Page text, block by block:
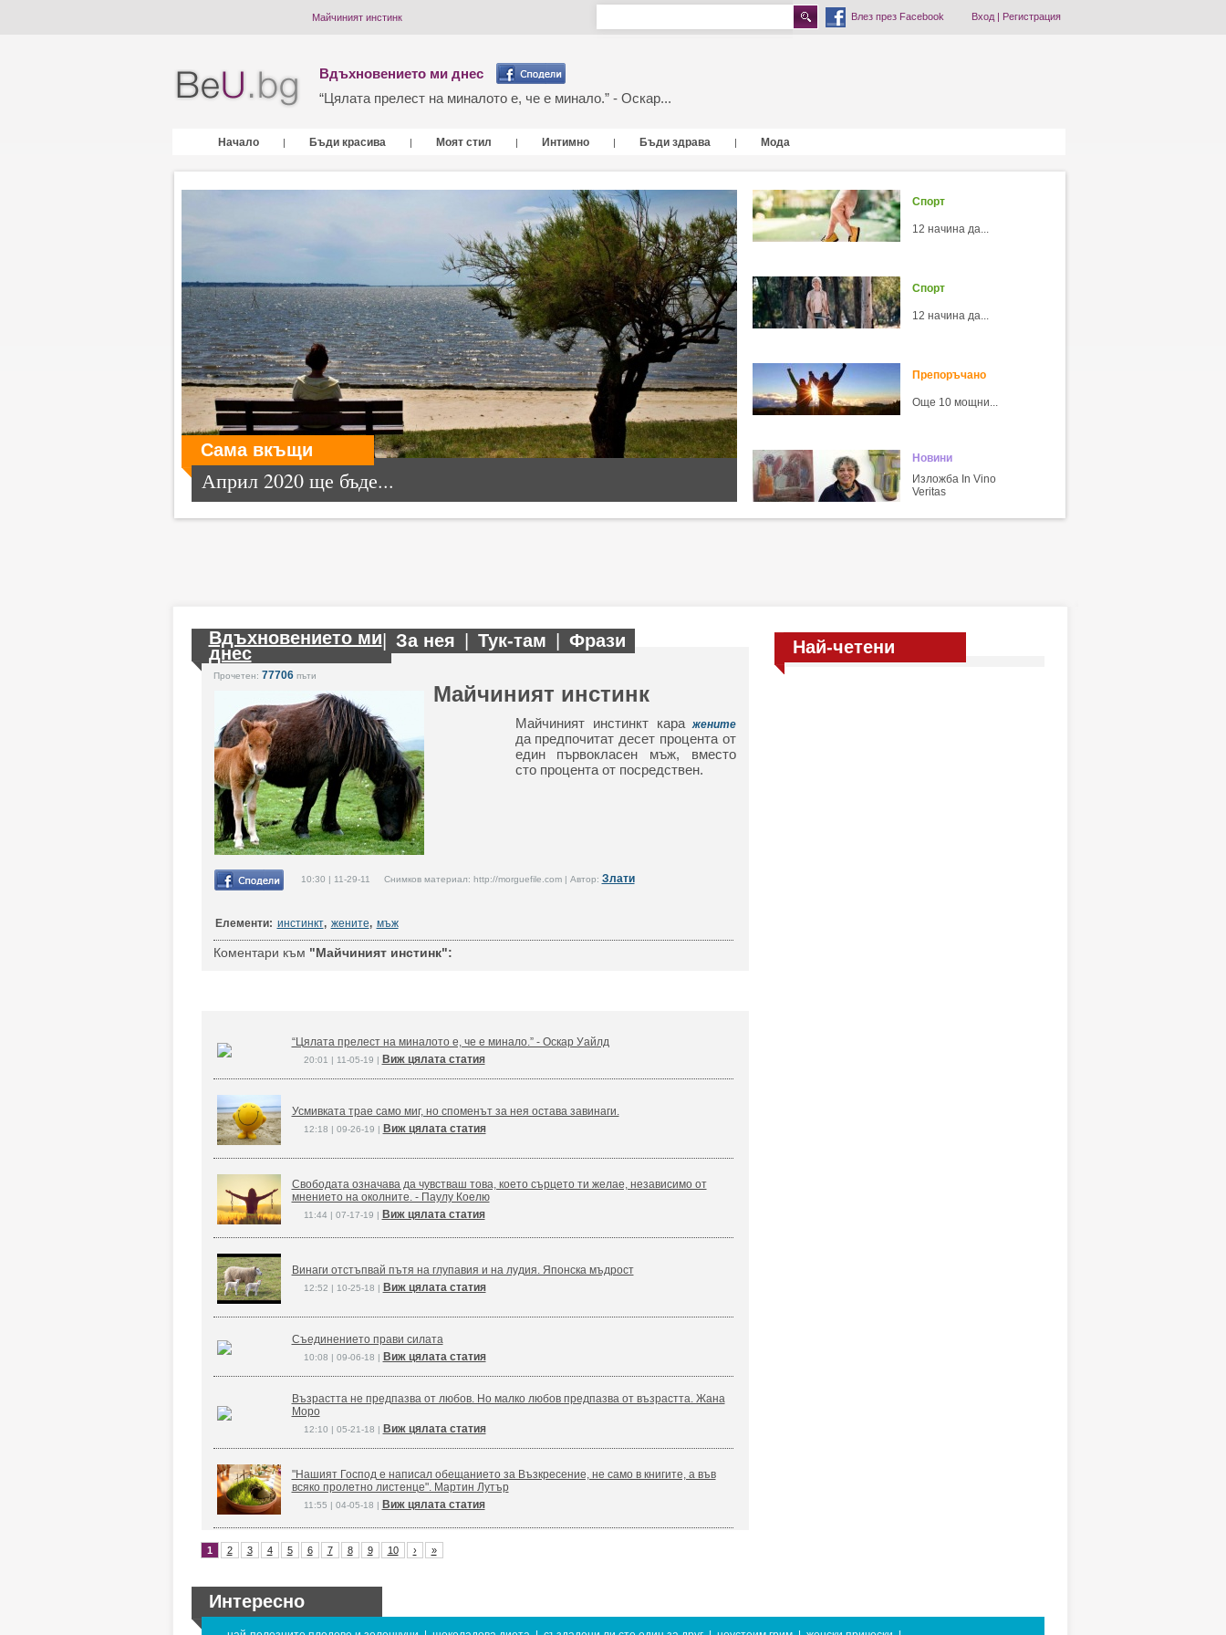
Майчиният инстинк Влез през Facebook Вход| Регистрация
Вдъхновението ми днес
“Цялата прелест на миналото е, че е минало.” - Оскар...
Начало | Бъди красива | Моят стил | Интимно | Бъди здрава | Мода
Сама вкъщи
Април 2020 ще бъде...
Спорт
12 начина да...
Спорт
12 начина да...
Препоръчано
Още 10 мощни...
Новини
Изложба In Vino
Veritas
Вдъхновението ми
днес
| За нея Тук-там Фрази
Прочетен: 77706пъти
Майчиният инстинк
Майчиният инстинкт каражените
да предпочитат десет процента от
един първокласен мъж, вместо
сто процента от посредствен.
10:30 | 11-29-11 Снимков материал: http://morguefile.com | Автор: Злати
Елементи: инстинкт, жените, мъж
Коментари към "Майчиният инстинк":
“Цялата прелест на миналото е, че е минало.” - Оскар Уайлд
20:01 | 11-05-19 | Виж цялата статия
Усмивката трае само миг, но споменът за нея остава завинаги.
12:18 | 09-26-19 | Виж цялата статия
Свободата означава да чувстваш това, което сърцето ти желае, независимо от
мнението на околните. - Паулу Коелю
11:44 | 07-17-19 | Виж цялата статия
Винаги отстъпвай пътя на глупавия и на лудия. Японска мъдрост
12:52 | 10-25-18 | Виж цялата статия
Съединението прави силата
10:08 | 09-06-18 | Виж цялата статия
Възрастта не предпазва от любов. Но малко любов предпазва от възрастта. Жана
Моро
12:10 | 05-21-18 | Виж цялата статия
"Нашият Господ е написал обещанието за Възкресение, не само в книгите, а във
всяко пролетно листенце". Мартин Лутър
11:55 | 04-05-18 | Виж цялата статия
1 2 3 4 5 6 7 8 9 10 › »
Най-четени
Интересно